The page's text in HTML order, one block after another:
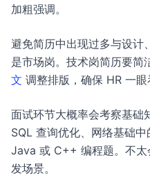
加粗强调。
避免简历中出现过多与设计
是市场岗。技术岗简历要简
文 调整排版，确保 HR 一眼
面试环节大概率会考察基础
SQL 查询优化、网络基础
Java 或 C++ 编程题。不
发场景。